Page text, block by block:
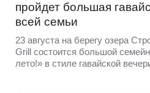
пройдет большая
всей семьи
23 августа на берегу озера
Grill состоится большой
лето!» в стиле гавайской